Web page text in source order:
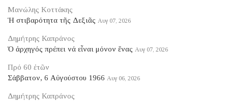
Μανώλης Κοττάκης
Ἡ στιβαρότητα τῆς Δεξιᾶς Αυγ 07, 2026
Δημήτρης Καπράνος
Ὁ ἀρχηγός πρέπει νά εἶναι μόνον ἕνας Αυγ 07, 2026
Πρό 60 ἐτῶν
Σάββατον, 6 Αὐγούστου 1966 Αυγ 06, 2026
Δημήτρης Καπράνος